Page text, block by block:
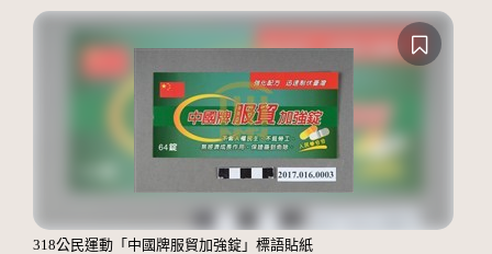
318公民運動「中國牌服貿加強錠」標語貼紙